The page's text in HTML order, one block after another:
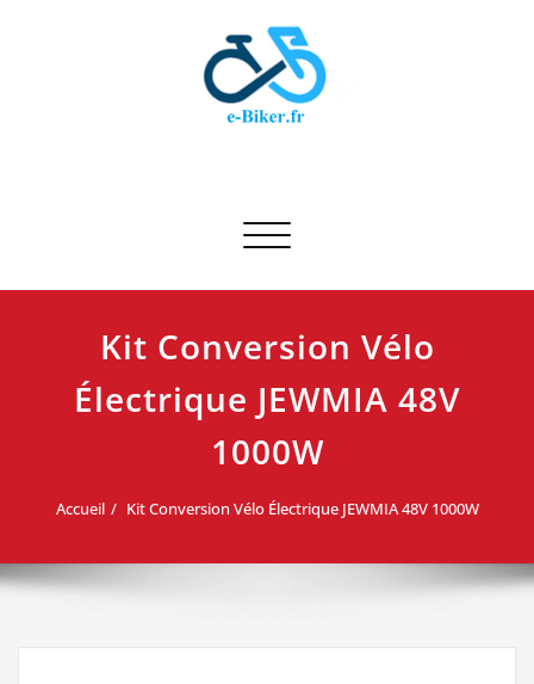
Afficher/masquer la navigation
Kit Conversion Vélo
Électrique JEWMIA 48V
1000W
Accueil Kit Conversion Vélo Électrique JEWMIA 48V 1000W